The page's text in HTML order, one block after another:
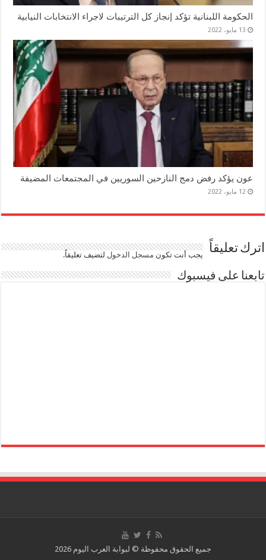
الحكومة اللبنانية تؤكد إنجاز كل الترتيبات لاجراء الانتخابات النيابية
13 مايو، 2022
عون يؤكد رفض دمج النازحين السوريين في المجتمعات المضيفة
12 مايو، 2022
اترك تعليقاً يجب أنت تكون مسجل الدخوللتضيف تعليقاً.
تابعنا على فيسبوك
جميع الحقوق محفوظة © لبوابة العرب اليوم 2026